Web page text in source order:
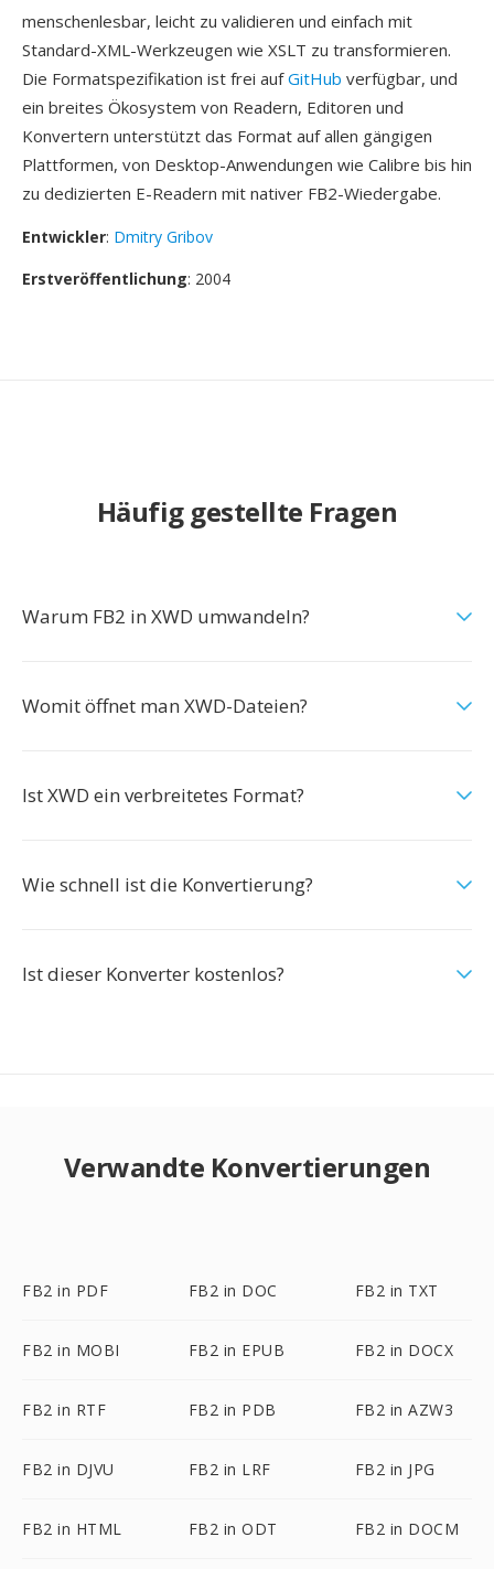
menschenlesbar, leicht zu validieren und einfach mit
Standard-XML-Werkzeugen wie XSLT zu transformieren.
Die Formatspezifikation ist frei aufGitHub verfügbar, und
ein breites Ökosystem von Readern, Editoren und
Konvertern unterstützt das Format auf allen gängigen
Plattformen, von Desktop-Anwendungen wie Calibre bis hin
zu dedizierten E-Readern mit nativer FB2-Wiedergabe.
Entwickler: Dmitry Gribov
Erstveröffentlichung: 2004
Häufig gestellte Fragen
Warum FB2 in XWD umwandeln?
Womit öffnet man XWD-Dateien?
Ist XWD ein verbreitetes Format?
Wie schnell ist die Konvertierung?
Ist dieser Konverter kostenlos?
Verwandte Konvertierungen
FB2 in PDF FB2 in DOC FB2 in TXT
FB2 in MOBI FB2 in EPUB FB2 in DOCX
FB2 in RTF FB2 in PDB FB2 in AZW3
FB2 in DJVU FB2 in LRF FB2 in JPG
FB2 in HTML FB2 in ODT FB2 in DOCM